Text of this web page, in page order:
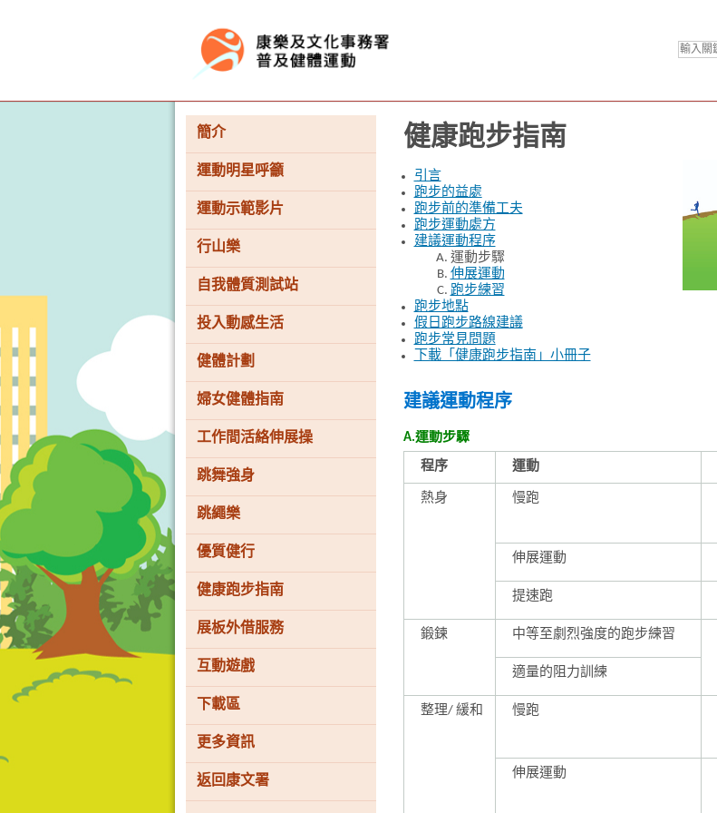
按“Tab”進入菜單
簡介
運動明星呼籲
運動示範影片
行山樂
自我體質測試站
投入動感生活
健體計劃
婦女健體指南
工作間活絡伸展操
跳舞強身
跳繩樂
優質健行
健康跑步指南
展板外借服務
互動遊戲
下載區
更多資訊
返回康文署
健康跑步指南
引言
跑步的益處
跑步前的準備工夫
跑步運動處方
建議運動程序
運動步驟
伸展運動
跑步練習
跑步地點
假日跑步路線建議
跑步常見問題
下載「健康跑步指南」小冊子
建議運動程序
A.運動步驟
程序 運動
熱身 慢跑
伸展運動
提速跑
鍛鍊 中等至劇烈強度的跑步練習
適量的阻力訓練
整理/ 緩和 慢跑
伸展運動
香
港
形
國